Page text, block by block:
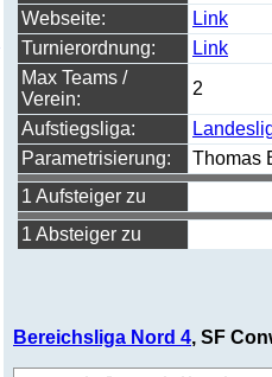
Webseite:
Link
Turnierordnung:
Link
Max Teams /
Verein:
2
Aufstiegsliga:
Parametrisierung:
Thomas
1 Aufsteiger zu
1 Absteiger zu
Bereichsliga Nord 4, SF